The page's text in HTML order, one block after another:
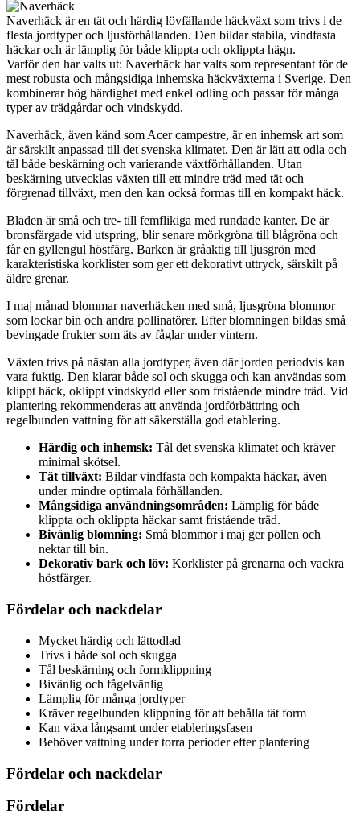
Naverhäck är en tät och härdig lövfällande häckväxt som trivs i de
flesta jordtyper och ljusförhållanden. Den bildar stabila, vindfasta
häckar och är lämplig för både klippta och oklippta hägn.
Varför den har valts ut: Naverhäck har valts som representant för de
mest robusta och mångsidiga inhemska häckväxterna i Sverige. Den
kombinerar hög härdighet med enkel odling och passar för många
typer av trädgårdar och vindskydd.
Naverhäck, även känd som Acer campestre, är en inhemsk art som
är särskilt anpassad till det svenska klimatet. Den är lätt att odla och
tål både beskärning och varierande växtförhållanden. Utan
beskärning utvecklas växten till ett mindre träd med tät och
förgrenad tillväxt, men den kan också formas till en kompakt häck.
Bladen är små och tre- till femflikiga med rundade kanter. De är
bronsfärgade vid utspring, blir senare mörkgröna till blågröna och
får en gyllengul höstfärg. Barken är gråaktig till ljusgrön med
karakteristiska korklister som ger ett dekorativt uttryck, särskilt på
äldre grenar.
I maj månad blommar naverhäcken med små, ljusgröna blommor
som lockar bin och andra pollinatörer. Efter blomningen bildas små
bevingade frukter som äts av fåglar under vintern.
Växten trivs på nästan alla jordtyper, även där jorden periodvis kan
vara fuktig. Den klarar både sol och skugga och kan användas som
klippt häck, oklippt vindskydd eller som fristående mindre träd. Vid
plantering rekommenderas att använda jordförbättring och
regelbunden vattning för att säkerställa god etablering.
Härdig och inhemsk: Tål det svenska klimatet och kräver
minimal skötsel.
Tät tillväxt: Bildar vindfasta och kompakta häckar, även
under mindre optimala förhållanden.
Mångsidiga användningsområden: Lämplig för både
klippta och oklippta häckar samt fristående träd.
Bivänlig blomning: Små blommor i maj ger pollen och
nektar till bin.
Dekorativ bark och löv: Korklister på grenarna och vackra
höstfärger.
Fördelar och nackdelar
Mycket härdig och lättodlad
Trivs i både sol och skugga
Tål beskärning och formklippning
Bivänlig och fågelvänlig
Lämplig för många jordtyper
Kräver regelbunden klippning för att behålla tät form
Kan växa långsamt under etableringsfasen
Behöver vattning under torra perioder efter plantering
Fördelar och nackdelar
Fördelar